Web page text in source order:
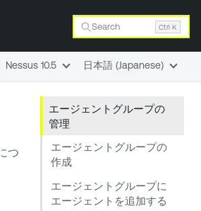
Search Ctrl K
エージェントグループの
管理
エージェントグループの
作成
エージェントグループに
エージェントを追加する
つ
Nessus 10.5 日本語 (Japanese)